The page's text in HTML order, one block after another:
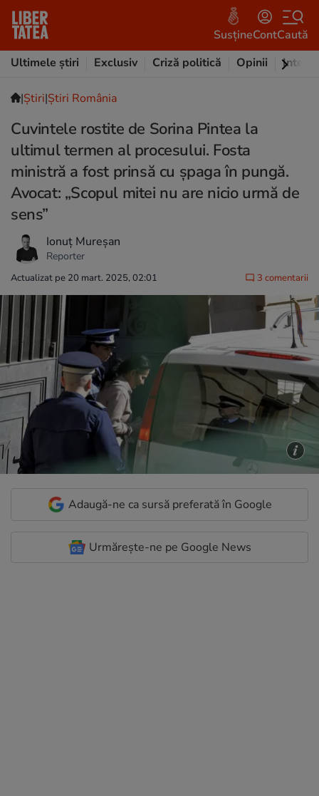
SusțineContCaută
Ultimele știri
Exclusiv Criză politică Opinii
|Ştiri|Știri România
Cuvintele rostite de Sorina Pintea la
ultimul termen al procesului. Fosta
ministră a fost prinsă cu șpaga în pungă.
Avocat: „Scopul mitei nu are nicio urmă de
sens”
Ionuț Mureșan
Reporter
Actualizat pe 20 mart. 2025, 02:01 3 comentarii
Adaugă-ne ca sursă preferată în Google
Urmărește-ne pe Google News